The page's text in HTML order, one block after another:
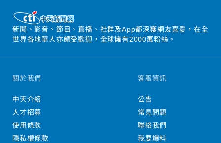
新聞、影音、節目、直播、社群及App都深獲網友喜愛，在全
世界各地華人亦頗受歡迎，全球擁有2000萬粉絲。
關於我們
中天介紹
人才招募
使用條款
隱私權條款
客服資訊
公告
常見問題
聯絡我們
我要爆料